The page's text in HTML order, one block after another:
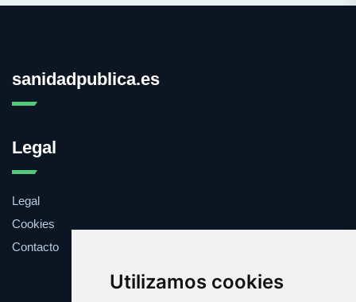
Utilizamos cookies
sanidadpublica.es
Legal
Legal
Cookies
Contacto